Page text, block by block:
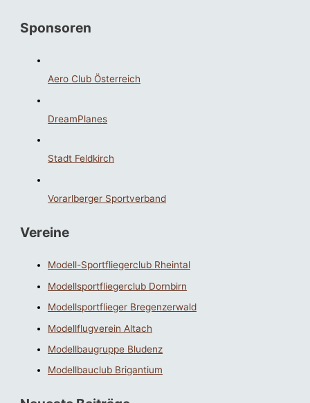
Sponsoren
Aero Club Österreich
DreamPlanes
Stadt Feldkirch
Vorarlberger Sportverband
Vereine
Modell-Sportfliegerclub Rheintal
Modellsportfliegerclub Dornbirn
Modellsportflieger Bregenzerwald
Modellflugverein Altach
Modellbaugruppe Bludenz
Modellbauclub Brigantium